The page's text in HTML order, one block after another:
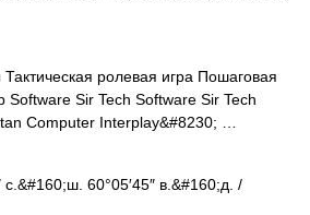
ролевая игра Пошаговая
Software Sir Tech Software Sir Tech
Computer Interplay&#8230; …
60°05′45″ в.&#160;д. /